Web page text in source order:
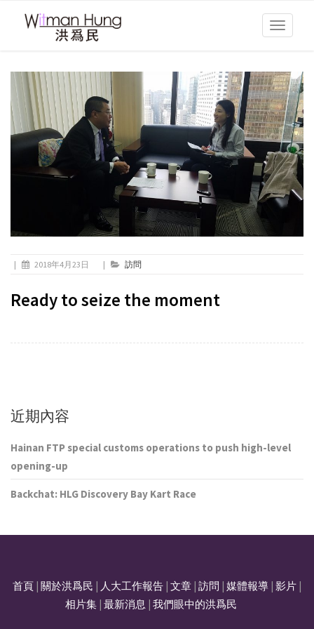
Toggle
| 2018年4月23日 | 訪問
Ready to seize the moment
近期內容
Hainan FTP special customs operations to push high-level
opening-up
Backchat: HLG Discovery Bay Kart Race
首頁 關於洪爲民 人大工作報告 文章 訪問 媒體報導 影片
相片集| 最新消息 我們眼中的洪爲民